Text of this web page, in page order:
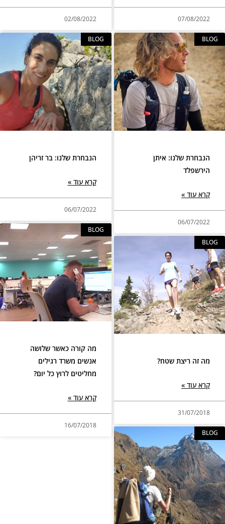
07/08/2022
02/08/2022
BLOG
הנבחרת שלנו: איתן
הירשפלד
קרא עוד »
06/07/2022
BLOG
הנבחרת שלנו: בר זריהן
קרא עוד »
06/07/2022
BLOG
מה זה ריצת שטח?
קרא עוד »
31/07/2018
BLOG
מה קורה כאשר שלושה
אנשים משרד רגילים
מחליטים לרוץ כל יום?
קרא עוד »
16/07/2018
BLOG